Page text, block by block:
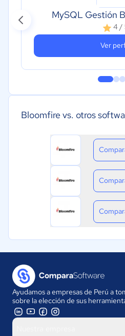
MySQL Gestión
4 /
Ver
Bloomfire vs. otros
Ayudamos a empresas de Perú a
sobre la elección de sus